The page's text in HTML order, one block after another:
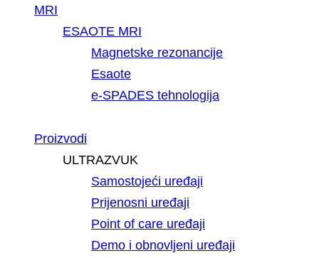
MRI
ESAOTE MRI
Magnetske rezonancije
Esaote
e-SPADES tehnologija
Proizvodi
ULTRAZVUK
Samostojeći uređaji
Prijenosni uređaji
Point of care uređaji
Demo i obnovljeni uređaji